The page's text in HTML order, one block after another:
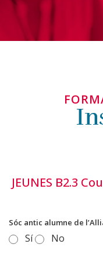
JEUNES B2.3
Sóc antic alumne de
Sí No